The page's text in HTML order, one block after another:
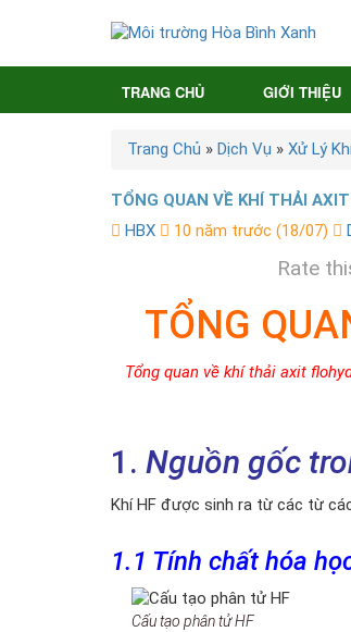
TRANG CHỦ GIỚI THIỆU
Trang Chủ » Dịch Vụ » Xử Lý
TỔNG QUAN VỀ KHÍ THẢI
HBX
10 năm trước (18/07)
Rate
TỔNG
Tổng quan về khí thải axit
1. Nguồn gốc
Khí HF được sinh ra từ các từ
1.1 Tính chất hóa
Cấu tạo phân tử HF